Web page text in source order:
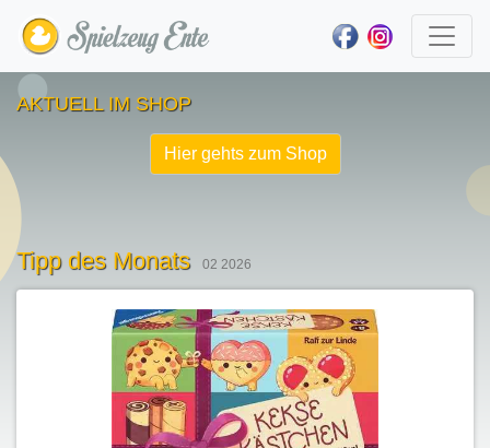
AKTUELL IM SHOP
Hier gehts zum Shop
Tipp des Monats 02 2026